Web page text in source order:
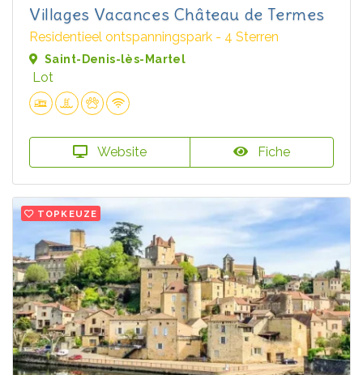
Villages Vacances Château de Termes
Residentieel ontspanningspark - 4 Sterren
Saint-Denis-lès-Martel
Lot
Website Fiche
TOPKEUZE